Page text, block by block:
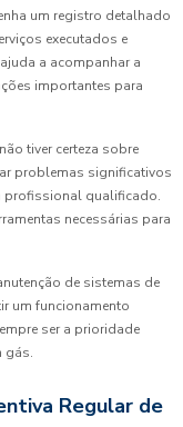
um registro detalhado
executados e
a acompanhar a
importantes para
tiver certeza sobre
problemas significativos
profissional qualificado.
necessárias para
de sistemas de
um funcionamento
ser a prioridade
gás.
Regular de